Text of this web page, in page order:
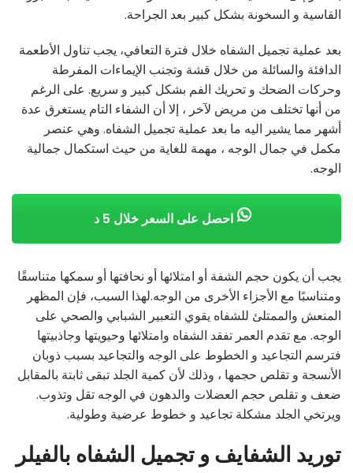
القاسية و السخونة بشكل كبير بعد الجراحة.
بعد عملية تجميل الشفاه خلال فترة التعافي، يجب تناول الأطعمة
الدافئة والسائلة من خلال قشة وتجنب الإيماءات المفرطة
وحركات الضحك و تحريك الفم بشكل كبير و سريع. على الرغم
من أنها تختلف من مريض لآخر ، إلا أن الشفاء التام يستغرق عدة
أشهر مما يشير اليه ما بعد عملية تجميل الشفاه. وهي عنصر
مكمل في جمال الوجه ، مهمة للغاية من حيث استكمال جمالية
الوجه.
احصل على السعر خلال 5 د
يجب أن يكون حجم الشفة أو امتلائها أو نحافتها أو سمكها متناسقًا
ومتناسبًا مع الأجزاء الأخرى من الوجه.لهذا السبب، فإن المظهر
المنعش والممتلئ للشفاه يقوي التعبير الشبابي والصحي على
الوجه. مع تقدم العمر تفقد الشفاه وامتلائها وحيويتها وجاذبيتها
فترسم التجاعيد و الخطوط على الوجه والتجاعيد بسبب ذوبان
الأنسجة و تقلص حجمها ، وذلك لأن كمية الجلد تبقى ثابتة بالمقابل
ضعف و تقلص حجم العضلات والدهون في الوجه تقل وتذوب.
ويرتخي الجلد مشكلة تجاعيد و خطوط عرضية وطولية.
توريد الشفايف و تجميل الشفاه بالفيلر